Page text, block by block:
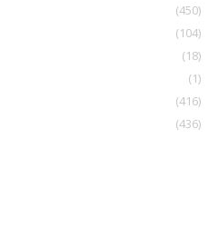
(450)
(104)
(18)
(1)
(416)
(436)